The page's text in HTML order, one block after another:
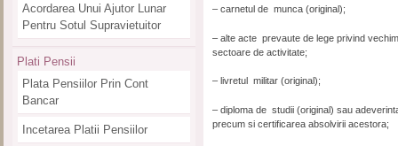
– carnetul de munca (original);
– alte acte prevaute de lege privind
sectoare de activitate;
– livretul militar (original);
– diploma de studii (original) sau
precum si certificarea absolvirii acestora;
Acordarea Unui Ajutor Lunar
Pentru Sotul Supravietuitor
Plati Pensii
Plata Pensiilor Prin Cont
Bancar
Incetarea Platii Pensiilor